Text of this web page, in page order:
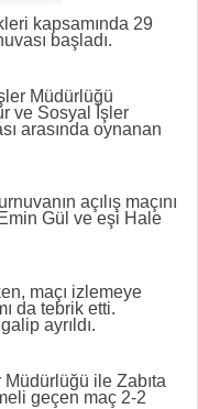
kapsamında 29
başladı.
Müdürlüğü
ve Sosyal İşler
arasında oynanan
açılış maçını
Gül ve eşi Hale
maçı izlemeye
da tebrik etti.
ayrıldı.
ile Zabıta
geçen maç 2-2